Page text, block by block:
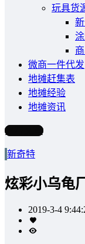
玩具货
微商一件代发
地摊赶集表
地摊经验
地摊资讯
写文章
新奇特
炫彩小乌龟
2019-3-4